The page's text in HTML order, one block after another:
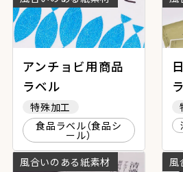
アンチョビ用商品
ラベル
特殊加工
食品ラベル（食品シ
ール）
風合いのある紙素材 風